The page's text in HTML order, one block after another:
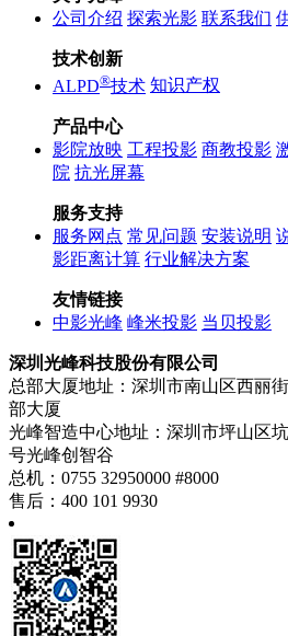
公司介绍 探索光影 联系我们
技术创新
ALPD®技术 知识产权
产品中心
影院放映 工程投影 商教投影
院 抗光屏幕
服务支持
服务网点 常见问题 安装说明
影距离计算 行业解决方案
友情链接
中影光峰 峰米投影 当贝投影
深圳光峰科技股份有限公司
总部大厦地址：深圳市南山区西丽
部大厦
光峰智造中心地址：深圳市坪山区
号光峰创智谷
总机：0755 32950000 #8000
售后：400 101 9930